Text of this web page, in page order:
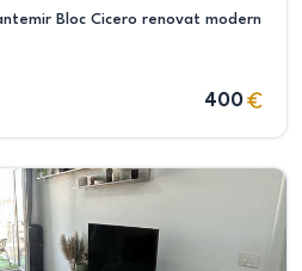
Bloc Cicero renovat modern
400